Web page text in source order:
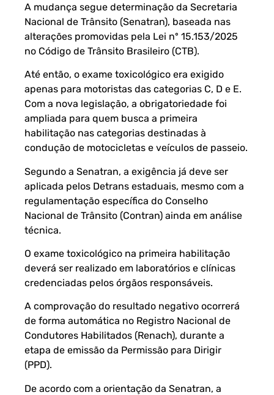
A mudança segue determinação da Secretaria
Nacional de Trânsito (Senatran), baseada nas
alterações promovidas pela Lei nº 15.153/2025
no Código de Trânsito Brasileiro (CTB).
Até então, o exame toxicológico era exigido
apenas para motoristas das categorias C, D e E.
Com a nova legislação, a obrigatoriedade foi
ampliada para quem busca a primeira
habilitação nas categorias destinadas à
condução de motocicletas e veículos de passeio.
Segundo a Senatran, a exigência já deve ser
aplicada pelos Detrans estaduais, mesmo com a
regulamentação específica do Conselho
Nacional de Trânsito (Contran) ainda em análise
técnica.
O exame toxicológico na primeira habilitação
deverá ser realizado em laboratórios e clínicas
credenciadas pelos órgãos responsáveis.
A comprovação do resultado negativo ocorrerá
de forma automática no Registro Nacional de
Condutores Habilitados (Renach), durante a
etapa de emissão da Permissão para Dirigir
(PPD).
De acordo com a orientação da Senatran, a